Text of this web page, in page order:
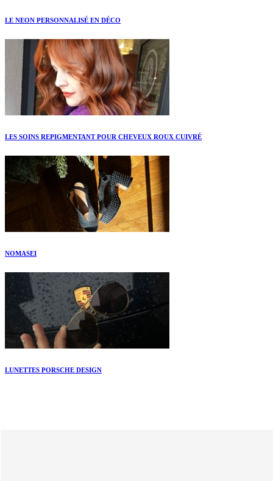
LE NEON PERSONNALISÉ EN DÉCO
LES SOINS REPIGMENTANT POUR CHEVEUX ROUX CUIVRÉ
NOMASEI
LUNETTES PORSCHE DESIGN